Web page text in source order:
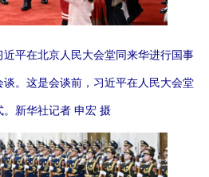
平在北京人民大会堂同来华进行国事
。这是会谈前，习近平在人民大会堂
。新华社记者申宏摄